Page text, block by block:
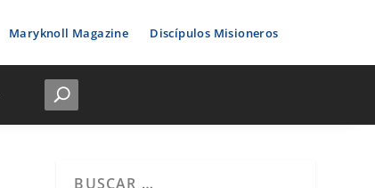
Maryknoll Magazine Discípulos Misioneros